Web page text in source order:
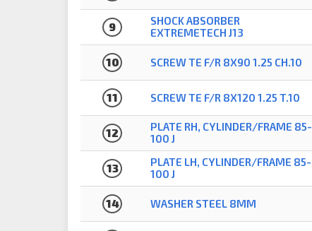
9
SHOCK ABSORBER
EXTREMETECH J13
10 SCREW TE F/R 8X90 1.25 CH.10
11 SCREW TE F/R 8X120 1.25 T.10
12
PLATE RH, CYLINDER/FRAME 85-
100 J
13
PLATE LH, CYLINDER/FRAME 85-
100 J
14 WASHER STEEL 8MM